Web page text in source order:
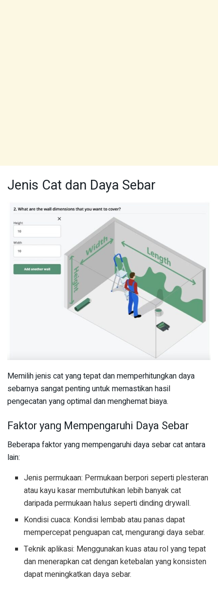
Jenis Cat dan Daya Sebar
Memilih jenis cat yang tepat dan memperhitungkan daya
sebarnya sangat penting untuk memastikan hasil
pengecatan yang optimal dan menghemat biaya.
Faktor yang Mempengaruhi Daya Sebar
Beberapa faktor yang mempengaruhi daya sebar cat antara
lain:
Jenis permukaan: Permukaan berpori seperti plesteran
atau kayu kasar membutuhkan lebih banyak cat
daripada permukaan halus seperti dinding drywall.
Kondisi cuaca: Kondisi lembab atau panas dapat
mempercepat penguapan cat, mengurangi daya sebar.
Teknik aplikasi: Menggunakan kuas atau rol yang tepat
dan menerapkan cat dengan ketebalan yang konsisten
dapat meningkatkan daya sebar.